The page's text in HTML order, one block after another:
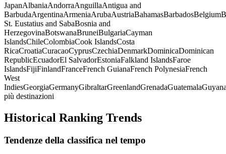
JapanAlbaniaAndorraAnguillaAntigua and
BarbudaArgentinaArmeniaArubaAustriaBahamasBarbadosBelgium
St. Eustatius and SabaBosnia and
HerzegovinaBotswanaBruneiBulgariaCayman
IslandsChileColombiaCook IslandsCosta
RicaCroatiaCuracaoCyprusCzechiaDenmarkDominicaDominican
RepublicEcuadorEl SalvadorEstoniaFalkland IslandsFaroe
IslandsFijiFinlandFranceFrench GuianaFrench PolynesiaFrench
West
IndiesGeorgiaGermanyGibraltarGreenlandGrenadaGuatemala
più destinazioni
Historical Ranking Trends
Tendenze della classifica nel tempo